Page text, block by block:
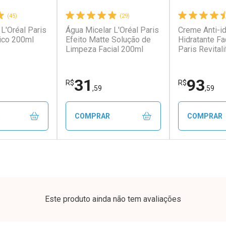
Ativar Desconto Ativar
(45)
Paris
200ml
(29)
Água Micelar L'Oréal Paris
Efeito Matte Solução de
Limpeza Facial 200ml
R$31 ,59
COMPRAR
Creme Anti-
Hidratante
Paris
R$93,59
COMPRAR
Este produto ainda não tem avaliações